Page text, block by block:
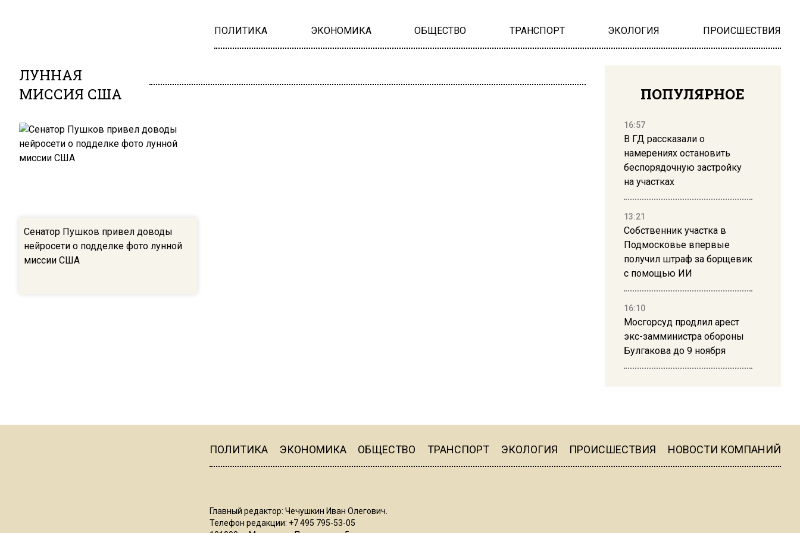
ПОЛИТИКА ЭКОНОМИКА ОБЩЕСТВО ТРАНСПОРТ ЭКОЛОГИЯ ПРОИСШЕСТВИЯ
ЛУННАЯ
МИССИЯ США
Сенатор Пушков привел доводы
нейросети о подделке фото лунной
миссии США
ПОПУЛЯРНОЕ
16:57
В ГД рассказали о
намерениях остановить
беспорядочную застройку
на участках
13:21
Собственник участка в
Подмосковье впервые
получил штраф за борщевик
с помощью ИИ
16:10
Мосгорсуд продлил арест
экс-замминистра обороны
Булгакова до 9 ноября
16:19
ПОЛИТИКА ЭКОНОМИКА ОБЩЕСТВО ТРАНСПОРТ ЭКОЛОГИЯ ПРОИСШЕСТВИЯ НОВОСТИ КОМПАНИЙ
Главный редактор: Чечушкин Иван Олегович.
Телефон редакции: +7 495 795-53-05